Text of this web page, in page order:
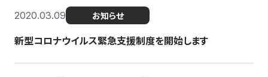
2020.03.09 お知らせ
新型コロナウイルス緊急支援制度を開始します